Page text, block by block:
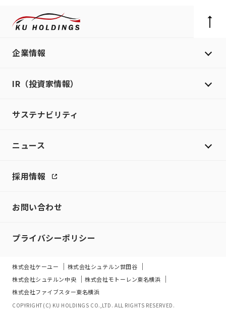
企業情報
IR（投資家情報）
サステナビリティ
ニュース
採用情報
お問い合わせ
プライバシーポリシー
株式会社ケーユー
株式会社シュテルン世田谷
株式会社シュテルン中央
株式会社モトーレン東名横浜
株式会社ファイブスター東名横浜
COPYRIGHT(C) KU HOLDINGS CO.,LTD. ALL RIGHTS RESERVED.